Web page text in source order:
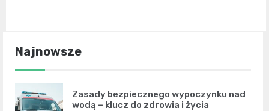
Najnowsze
Zasady bezpiecznego wypoczynku nad
wodą – klucz do zdrowia i życia